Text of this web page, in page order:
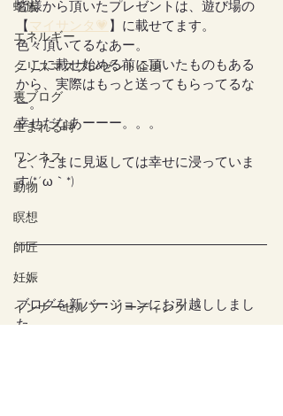
蛇族
エネルギー
クリスマスプレゼント企画
裏ブログ
生まれる時
ワンネス
動物
瞑想
師匠
妊娠
インナーセルフ・リーディング
皆様から頂いたプレゼントは、遊び場の
【マイサンタ💗 】に載せてます。
色々頂いてるなあー。
ここに載せ始める前に頂いたものもある
から、実際はもっと送ってもらってるな
ー。
幸せだなあーーー。。。
と、たまに見返しては幸せに浸っていま
す(*´ω｀*)
ブログを新バージョンにお引越ししまし
た。